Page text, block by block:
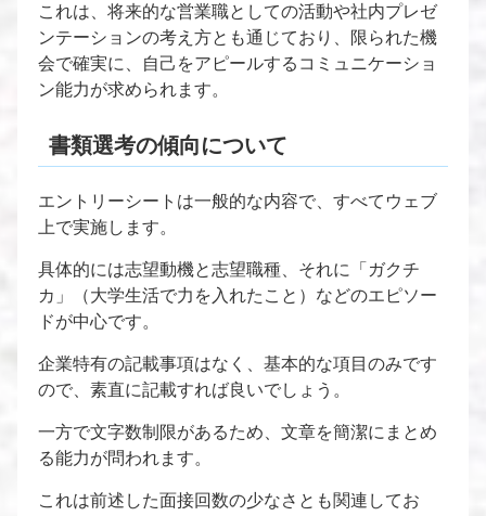
これは、将来的な営業職としての活動や社内プレゼ
ンテーションの考え方とも通じており、限られた機
会で確実に、自己をアピールするコミュニケーショ
ン能力が求められます。
書類選考の傾向について
エントリーシートは一般的な内容で、すべてウェブ
上で実施します。
具体的には志望動機と志望職種、それに「ガクチ
カ」（大学生活で力を入れたこと）などのエピソー
ドが中心です。
企業特有の記載事項はなく、基本的な項目のみです
ので、素直に記載すれば良いでしょう。
一方で文字数制限があるため、文章を簡潔にまとめ
る能力が問われます。
これは前述した面接回数の少なさとも関連してお